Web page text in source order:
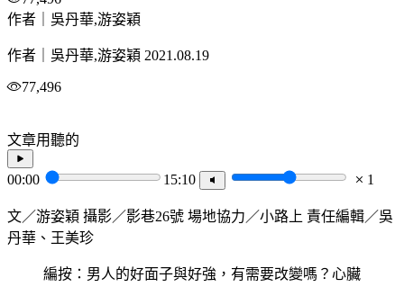
作者｜吳丹華,游姿穎
作者｜吳丹華,游姿穎 2021.08.19
77,496
文章用聽的
00:00 15:10 1
文／游姿穎 攝影／影巷26號 場地協力／小路上 責任編輯／吳
丹華、王美珍
編按：男人的好面子與好強，有需要改變嗎？心臟